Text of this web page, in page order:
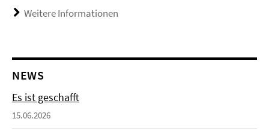
Weitere Informationen
NEWS
Es ist geschafft
15.06.2026